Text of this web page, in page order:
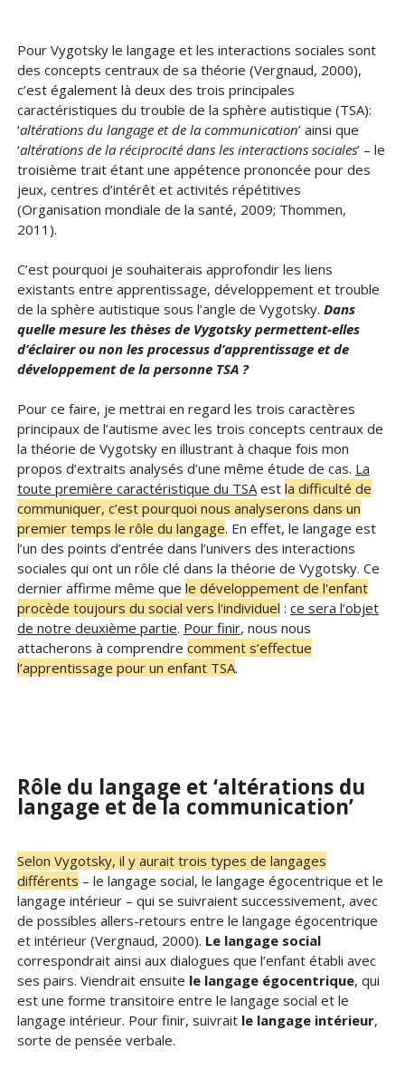
Pour Vygotsky le langage et les interactions sociales sont
des concepts centraux de sa théorie (Vergnaud, 2000),
c’est également là deux des trois principales
caractéristiques du trouble de la sphère autistique (TSA):
‘altérations du langage et de la communication’ ainsi que
‘altérations de la réciprocité dans les interactions sociales’ – le
troisième trait étant une appétence prononcée pour des
jeux, centres d’intérêt et activités répétitives
(Organisation mondiale de la santé, 2009; Thommen,
2011).
C’est pourquoi je souhaiterais approfondir les liens
existants entre apprentissage, développement et trouble
de la sphère autistique sous l’angle de Vygotsky. Dans
quelle mesure les thèses de Vygotsky permettent-elles
d’éclairer ou non les processus d’apprentissage et de
développement de la personne TSA ?
Pour ce faire, je mettrai en regard les trois caractères
principaux de l’autisme avec les trois concepts centraux de
la théorie de Vygotsky en illustrant à chaque fois mon
propos d’extraits analysés d’une même étude de cas. La
toute première caractéristique du TSAest la difficulté de
communiquer, c’est pourquoi nous analyserons dans un
premier temps le rôle du langage. En effet, le langage est
l’un des points d’entrée dans l’univers des interactions
sociales qui ont un rôle clé dans la théorie de Vygotsky. Ce
dernier affirme même que le développement de l'enfant
procède toujours du social vers l'individuel : ce sera l’objet
de notre deuxième partie. Pour finir, nous nous
attacherons à comprendre comment s’effectue
l’apprentissage pour un enfant TSA.
Rôle du langage et ‘altérations du
langage et de la communication’
Selon Vygotsky, il y aurait trois types de langages
différents – le langage social, le langage égocentrique et le
langage intérieur – qui se suivraient successivement, avec
de possibles allers-retours entre le langage égocentrique
et intérieur (Vergnaud, 2000). Le langage social
correspondrait ainsi aux dialogues que l’enfant établi avec
ses pairs. Viendrait ensuite le langage égocentrique, qui
est une forme transitoire entre le langage social et le
langage intérieur. Pour finir, suivrait le langage intérieur,
sorte de pensée verbale.